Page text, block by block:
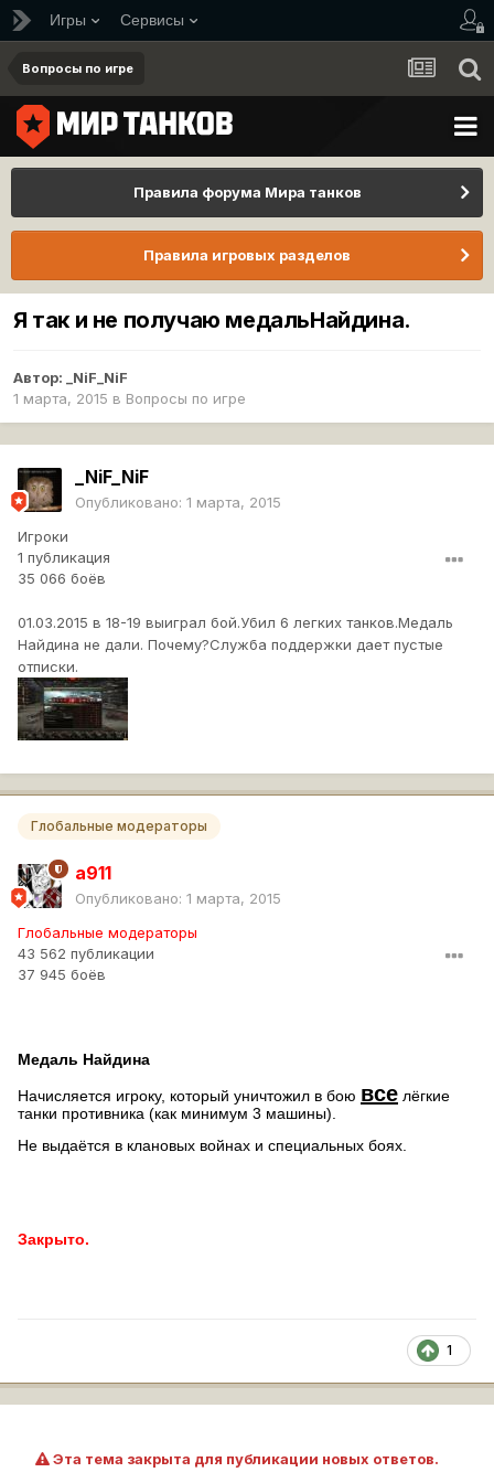
Игры Сервисы
Вопросы по игре
Правила форума Мира танков
Правила игровых разделов
Я так и не получаю медальНайдина.
Автор:
_NiF_NiF
1 марта, 2015 в Вопросы по игре
_NiF_NiF
Опубликовано: 1 марта, 2015
Игроки
1 публикация
35 066 боёв
01.03.2015 в 18-19 выиграл бой.Убил 6 легких танков.Медаль
Найдина не дали. Почему?Служба поддержки дает пустые
отписки.
Глобальные модераторы
a911
Опубликовано: 1 марта, 2015
Глобальные модераторы
43 562 публикации
37 945 боёв
Медаль Найдина
Начисляется игроку, который уничтожил в бою все лёгкие
танки противника (как минимум 3 машины).
Не выдаётся в клановых войнах и специальных боях.
Закрыто.
1
Эта тема закрыта для публикации новых ответов.